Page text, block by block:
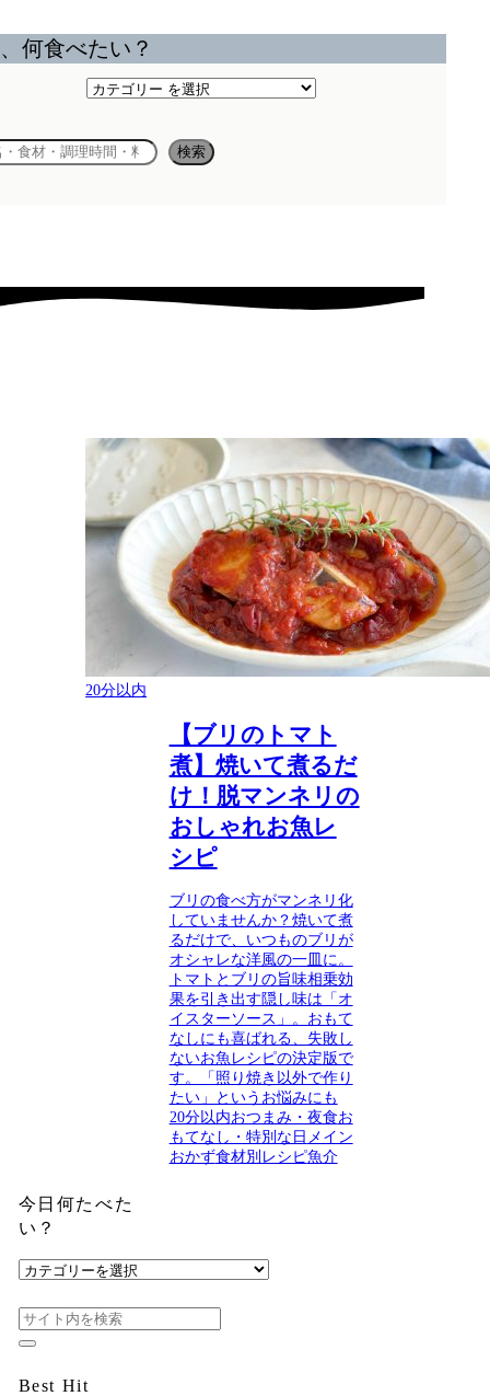
何食べたい？
カ
ゴ
検索
20分以内
【ブリのトマト
煮】焼いて煮るだ
け！脱マンネリの
おしゃれお魚レ
シピ
ブリの食べ方がマンネリ化
していませんか？焼いて煮
るだけで、いつものブリが
オシャレな洋風の一皿に。
トマトとブリの旨味相乗効
果を引き出す隠し味は「オ
イスターソース」。おもて
なしにも喜ばれる、失敗し
ないお魚レシピの決定版で
す。「照り焼き以外で作り
たい」というお悩みにも
20分以内おつまみ・夜食お
もてなし・特別な日 メイン
おかず食材別レシピ魚介
今日何たべた
い？
今
何
た
べ
い？
Best Hit